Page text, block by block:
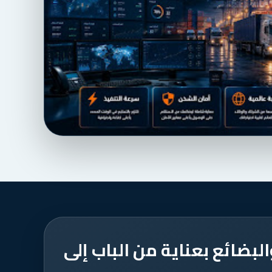
بعناية من الباب إلى